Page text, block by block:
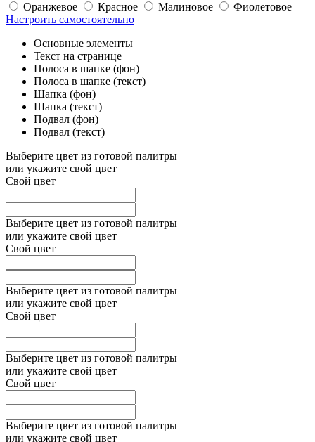
Оранжевое
Красное Малиновое
Фиолетовое
Настроить самостоятельно
Основные элементы
Текст на странице
Полоса в шапке (фон)
Полоса в шапке (текст)
Шапка (фон)
Шапка (текст)
Подвал (фон)
Подвал (текст)
Выберите цвет из готовой палитры
или укажите свой цвет
Свой цвет
Выберите цвет из готовой палитры
или укажите свой цвет
Свой цвет
Выберите цвет из готовой палитры
или укажите свой цвет
Свой цвет
Выберите цвет из готовой палитры
или укажите свой цвет
Свой цвет
Выберите цвет из готовой палитры
или укажите свой цвет